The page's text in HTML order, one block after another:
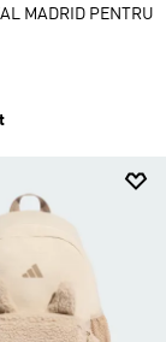
MADRID PENTRU